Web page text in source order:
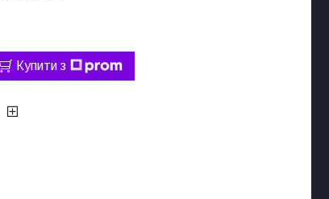
Купити з